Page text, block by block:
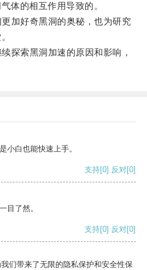
体的相互作用导致的。
好奇黑洞的奥秘，也为研究
索黑洞加速的原因和影响，
小白也能快速上手。
支持[0] 反对[0]
目了然。
支持[0] 反对[0]
们带来了无限的隐私保护和安全性保